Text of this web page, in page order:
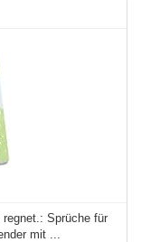
Sprüche für
mit ...